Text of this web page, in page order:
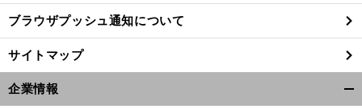
ブラウザプッシュ通知について
サイトマップ
企業情報